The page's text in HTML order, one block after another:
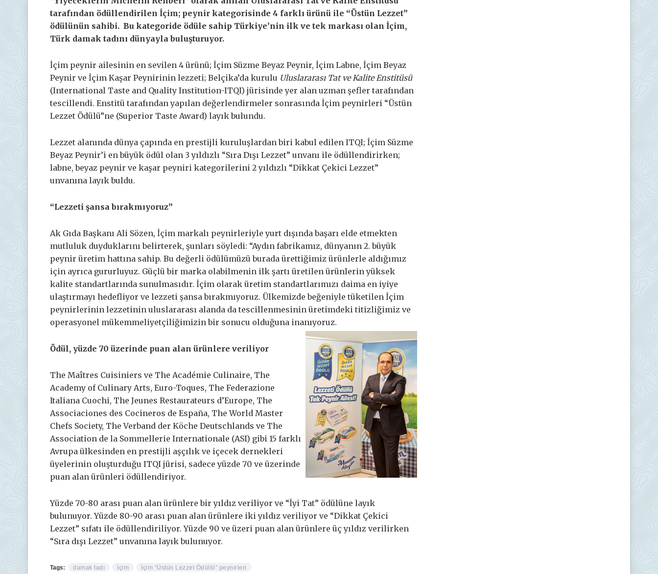
tarafından ödüllendirilen İçim; peynir kategorisinde 4 farklı ürünü ile “Üstün Lezzet”
ödülünün sahibi. Bu kategoride ödüle sahip Türkiye’nin ilk ve tek markası olan İçim,
Türk damak tadını dünyayla buluşturuyor.
İçim peynir ailesinin en sevilen 4 ürünü; İçim Süzme Beyaz Peynir, İçim Labne, İçim Beyaz
Peynir ve İçim Kaşar Peynirinin lezzeti; Belçika’da kurulu Uluslararası Tat ve Kalite Enstitüsü
(International Taste and Quality Institution-ITQI) jürisinde yer alan uzman şefler tarafından
tescillendi. Enstitü tarafından yapılan değerlendirmeler sonrasında İçim peynirleri “Üstün
Lezzet Ödülü”ne (Superior Taste Award) layık bulundu.
Lezzet alanında dünya çapında en prestijli kuruluşlardan biri kabul edilen ITQI; İçim Süzme
Beyaz Peynir’i en büyük ödül olan 3 yıldızlı “Sıra Dışı Lezzet” unvanı ile ödüllendirirken;
labne, beyaz peynir ve kaşar peyniri kategorilerini 2 yıldızlı “Dikkat Çekici Lezzet”
unvanına layık buldu.
“Lezzeti şansa bırakmıyoruz”
Ak Gıda Başkanı Ali Sözen, İçim markalı peynirleriyle yurt dışında başarı elde etmekten
mutluluk duyduklarını belirterek, şunları söyledi: “Aydın fabrikamız, dünyanın 2. büyük
peynir üretim hattına sahip. Bu değerli ödülümüzü burada ürettiğimiz ürünlerle aldığımız
için ayrıca gururluyuz. Güçlü bir marka olabilmenin ilk şartı üretilen ürünlerin yüksek
kalite standartlarında sunulmasıdır. İçim olarak üretim standartlarımızı daima en iyiye
ulaştırmayı hedefliyor ve lezzeti şansa bırakmıyoruz. Ülkemizde beğeniyle tüketilen İçim
peynirlerinin lezzetinin uluslararası alanda da tescillenmesinin üretimdeki titizliğimiz ve
operasyonel mükemmeliyetçiliğimizin bir sonucu olduğuna inanıyoruz.
Ödül, yüzde 70 üzerinde puan alan ürünlere veriliyor
The Maîtres Cuisiniers ve The Académie Culinaire, The
Academy of Culinary Arts, Euro-Toques, The Federazione
Italiana Cuochi, The Jeunes Restaurateurs d’Europe, The
Associaciones des Cocineros de España, The World Master
Chefs Society, The Verband der Köche Deutschlands ve The
Association de la Sommellerie Internationale (ASI) gibi 15 farklı
Avrupa ülkesinden en prestijli aşçılık ve içecek dernekleri
üyelerinin oluşturduğu ITQI jürisi, sadece yüzde 70 ve üzerinde
puan alan ürünleri ödüllendiriyor.
Yüzde 70-80 arası puan alan ürünlere bir yıldız veriliyor ve “İyi Tat” ödülüne layık
bulunuyor. Yüzde 80-90 arası puan alan ürünlere iki yıldız veriliyor ve “Dikkat Çekici
Lezzet” sıfatı ile ödüllendiriliyor. Yüzde 90 ve üzeri puan alan ürünlere üç yıldız verilirken
“Sıra dışı Lezzet” unvanına layık bulunuyor.
Tags: damak tadı İçim
İçim “Üstün Lezzet Ödüllü” peynirleri